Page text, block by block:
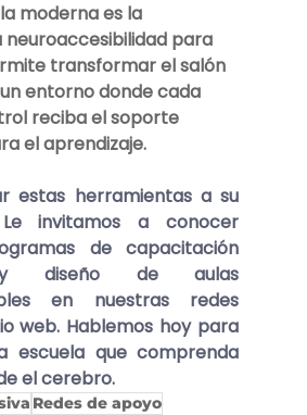
moderna es la
neuroaccesibilidad para
transformar el salón
entorno donde cada
reciba el soporte
el aprendizaje.
estas herramientas a su
invitamos a conocer
de capacitación
diseño de aulas
en nuestras redes
web. Hablemos hoy para
escuela que comprenda
el cerebro.
Redes de apoyo